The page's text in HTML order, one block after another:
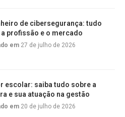
de cibersegurança: tudo
profissão e o mercado
em 27 de julho de 2026
escolar: saiba tudo sobre a
e sua atuação na gestão
em 20 de julho de 2026